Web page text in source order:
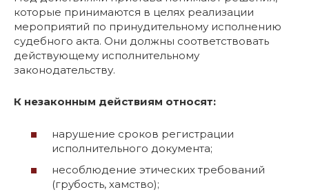
которые принимаются в целях реализации
мероприятий по принудительному исполнению
судебного акта. Они должны соответствовать
действующему исполнительному
законодательству.
К незаконным действиям относят:
нарушение сроков регистрации
исполнительного документа;
несоблюдение этических требований
(грубость, хамство);